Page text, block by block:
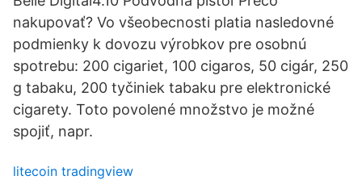
nakupovať? Vo všeobecnosti platia nasledovné
podmienky k dovozu výrobkov pre osobnú
spotrebu: 200 cigariet, 100 cigaros, 50 cigár, 250
g tabaku, 200 tyčiniek tabaku pre elektronické
cigarety. Toto povolené množstvo je možné
spojiť, napr.
litecoin tradingview